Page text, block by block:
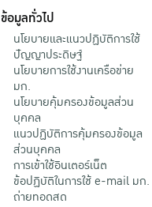
ข้อมูลทั่วไป
นโยบายและแนวปฏิบัติการใช้
ปัญญาประดิษฐ์
นโยบายการใช้งานเครือข่าย
มก.
นโยบายคุ้มครองข้อมูลส่วน
บุคคล
แนวปฏิบัติการคุ้มครองข้อมูล
ส่วนบุคคล
การเข้าใช้อินเตอร์เน็ต
ข้อปฏิบัติในการใช้ e-mail มก.
ถ่ายทอดสด